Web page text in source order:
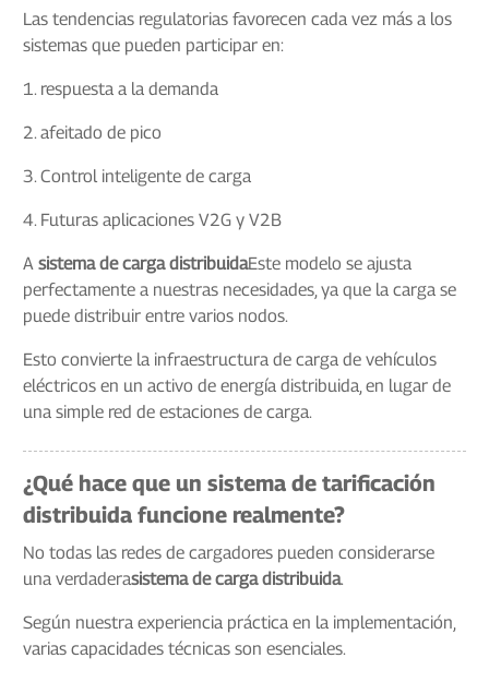
Las tendencias regulatorias favorecen cada vez más a los
sistemas que pueden participar en:
1. respuesta a la demanda
2. afeitado de pico
3. Control inteligente de carga
4. Futuras aplicaciones V2G y V2B
Asistema de carga distribuidaEste modelo se ajusta
perfectamente a nuestras necesidades, ya que la carga se
puede distribuir entre varios nodos.
Esto convierte la infraestructura de carga de vehículos
eléctricos en un activo de energía distribuida, en lugar de
una simple red de estaciones de carga.
¿Qué hace que un sistema de tarificación
distribuida funcione realmente?
No todas las redes de cargadores pueden considerarse
una verdaderasistema de carga distribuida.
Según nuestra experiencia práctica en la implementación,
varias capacidades técnicas son esenciales.